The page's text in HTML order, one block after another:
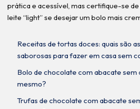
prática e acessível, mas certifique-se
leite “light” se desejar um bolo mais
Receitas de tortas doces: quais são
saborosas para fazer em casa sem
Bolo de chocolate com abacate sem
mesmo?
Trufas de chocolate com abacate